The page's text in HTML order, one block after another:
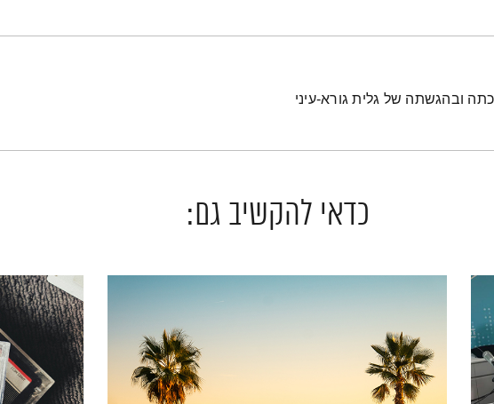
ובהגשתה של גלית גורא-עיני
כדאי להקשיב גם: